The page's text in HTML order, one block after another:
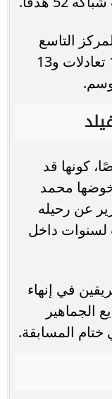
التاسع
برصيد 52 نقطة، من 14 فوزًا و10 تعادلات و13
كونها قد
محمد
عن رحيله
لسنوات داخل
في إنهاء
الجماهير
ختام المسابقة.